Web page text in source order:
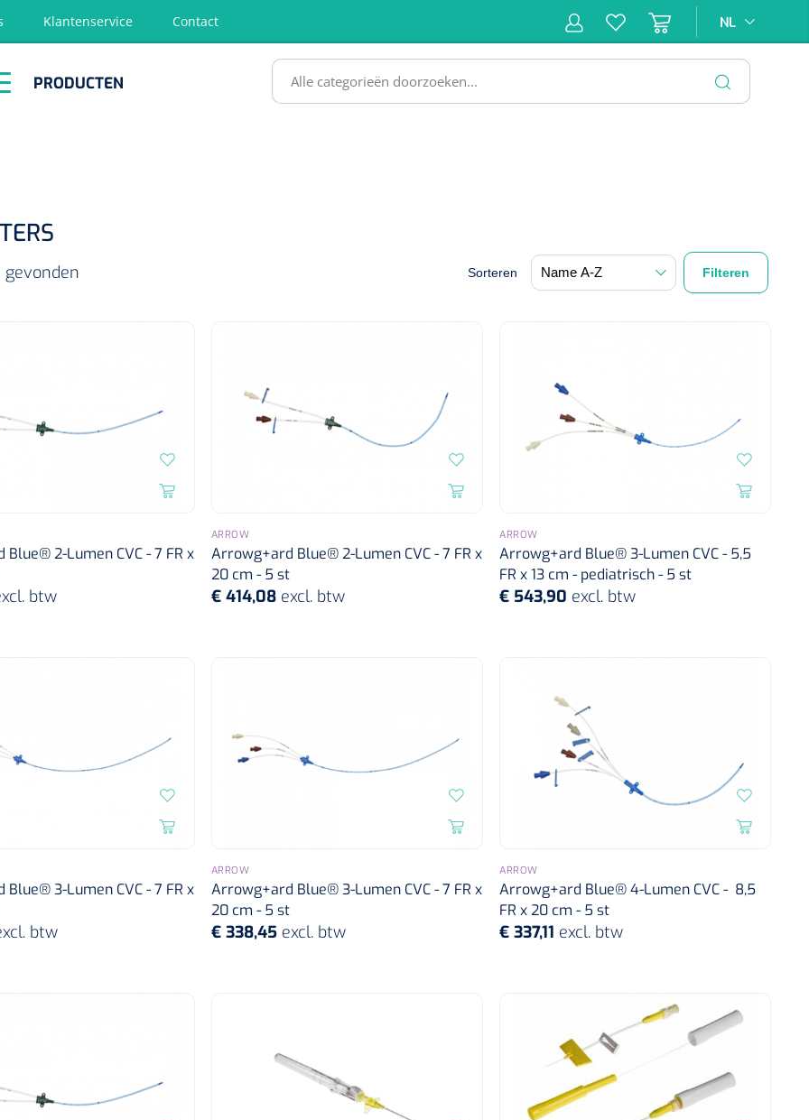
Klantenservice Contact NL
PRODUCTEN
gevonden Sorteren Filteren
2-Lumen CVC - 7 FR x
btw
ARROW
Arrowg+ard Blue® 2-Lumen CVC - 7 FR x
20 cm - 5 st
€ 414,08 excl. btw
ARROW
Arrowg+ard Blue® 3-Lumen CVC - 5,5
FR x 13 cm - pediatrisch - 5 st
€ 543,90 excl. btw
3-Lumen CVC - 7 FR x
btw
ARROW
Arrowg+ard Blue® 3-Lumen CVC - 7 FR x
20 cm - 5 st
€ 338,45 excl. btw
ARROW
Arrowg+ard Blue® 4-Lumen CVC - 8,5
FR x 20 cm - 5 st
€ 337,11 excl. btw